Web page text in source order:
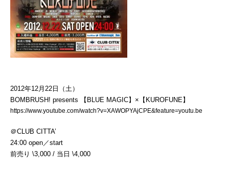
2012年12月22日（土）
BOMBRUSH! presents 【BLUE MAGIC】×【KUROFUNE】
https://www.youtube.com/watch?v=XAWOPYAjCPE&feature=youtu.be
＠CLUB CITTA’
24:00 open／start
前売り \3,000 / 当日 \4,000